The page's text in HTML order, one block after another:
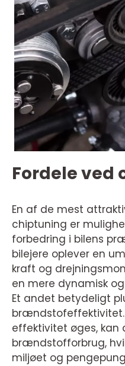
Fordele ved
En af de mest
chiptuning er
forbedring i bilens
bilejere oplever en
kraft og
en mere dynamisk
Et andet betydeligt
brændstofeffektivitet.
effektivitet øges, kan
brændstofforbrug,
miljøet og